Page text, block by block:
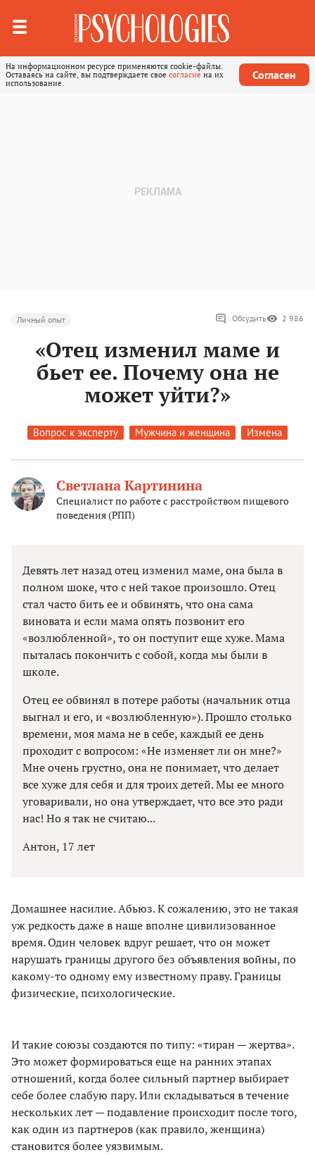
На информационном ресурсе применяются cookie-файлы.
Оставаясь на сайте, вы подтверждаете свое согласие на их
использование.
Согласен
Личный опыт Обсудить 2 986
«Отец изменил маме и
бьет ее. Почему она не
может уйти?»
Вопрос к эксперту Мужчина и женщина Измена
Светлана Картинина
Специалист по работе с расстройством пищевого
поведения (РПП)
Девять лет назад отец изменил маме, она была в
полном шоке, что с ней такое произошло. Отец
стал часто бить ее и обвинять, что она сама
виновата и если мама опять позвонит его
«возлюбленной», то он поступит еще хуже. Мама
пыталась покончить с собой, когда мы были в
школе.
Отец ее обвинял в потере работы (начальник отца
выгнал и его, и «возлюбленную»). Прошло столько
времени, моя мама не в себе, каждый ее день
проходит с вопросом: «Не изменяет ли он мне?»
Мне очень грустно, она не понимает, что делает
все хуже для себя и для троих детей. Мы ее много
уговаривали, но она утверждает, что все это ради
нас! Но я так не считаю...
Антон, 17 лет
Домашнее насилие. Абьюз. К сожалению, это не такая
уж редкость даже в наше вполне цивилизованное
время. Один человек вдруг решает, что он может
нарушать границы другого без объявления войны, по
какому-то одному ему известному праву. Границы
физические, психологические.
И такие союзы создаются по типу: «тиран — жертва».
Это может формироваться еще на ранних этапах
отношений, когда более сильный партнер выбирает
себе более слабую пару. Или складываться в течение
нескольких лет — подавление происходит после того,
как один из партнеров (как правило, женщина)
становится более уязвимым.